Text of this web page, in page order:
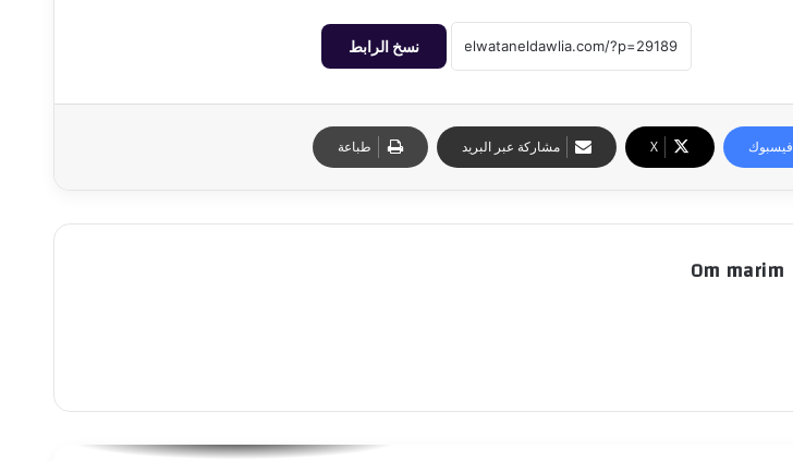
نسخ الرابط
فيسبوك ‫X مشاركة عبر البريد طباعة
Om marim